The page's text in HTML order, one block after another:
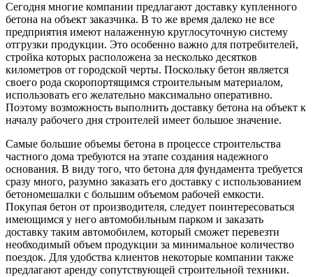
Сегодня многие компании предлагают доставку купленного
бетона на объект заказчика. В то же время далеко не все
предприятия имеют налаженную круглосуточную систему
отгрузки продукции. Это особенно важно для потребителей,
стройка которых расположена за несколько десятков
километров от городской черты. Поскольку бетон является
своего рода скоропортящимся строительным материалом,
использовать его желательно максимально оперативно.
Поэтому возможность выполнить доставку бетона на объект к
началу рабочего дня строителей имеет большое значение.
Самые большие объемы бетона в процессе строительства
частного дома требуются на этапе создания надежного
основания. В виду того, что бетона для фундамента требуется
сразу много, разумно заказать его доставку с использованием
бетономешалки с большим объемом рабочей емкости.
Покупая бетон от производителя, следует поинтересоваться
имеющимся у него автомобильным парком и заказать
доставку таким автомобилем, который сможет перевезти
необходимый объем продукции за минимальное количество
поездок. Для удобства клиентов некоторые компании также
предлагают аренду сопутствующей строительной техники.